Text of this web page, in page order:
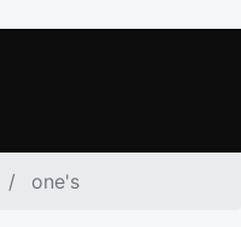
one's